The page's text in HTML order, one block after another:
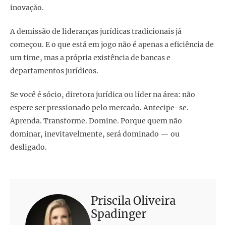
inovação.
A demissão de lideranças jurídicas tradicionais já
começou. E o que está em jogo não é apenas a eficiência de
um time, mas a própria existência de bancas e
departamentos jurídicos.
Se você é sócio, diretora jurídica ou líder na área: não
espere ser pressionado pelo mercado. Antecipe-se.
Aprenda. Transforme. Domine. Porque quem não
dominar, inevitavelmente, será dominado — ou
desligado.
Priscila Oliveira
Spadinger